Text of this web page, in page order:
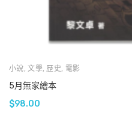
小說,文學,歷史, 電影
5月無家繪本
$98.00